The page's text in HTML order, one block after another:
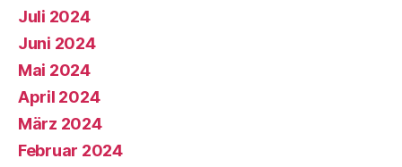
Juli 2024
Juni 2024
Mai 2024
April 2024
März 2024
Februar 2024